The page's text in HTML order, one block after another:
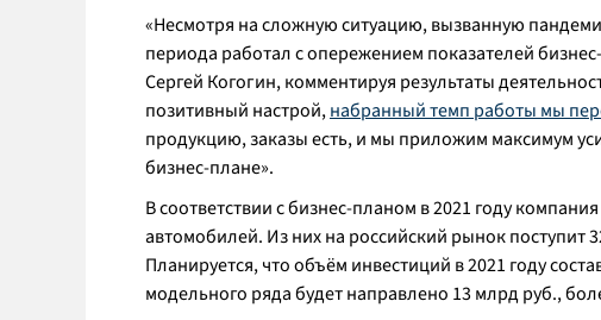
«Несмотря на сложную ситуацию, вызванную
периода работал с опережением показателей
Сергей Когогин, комментируя результаты
позитивный настрой,набранный темп работы мы
продукцию, заказы есть, и мы приложим максимум
бизнес-плане».
В соответствии с бизнес-планом в 2021 году
автомобилей. Из них на российский рынок поступит
Планируется, что объём инвестиций в 2021 году
модельного ряда будет направлено 13 млрд руб.,